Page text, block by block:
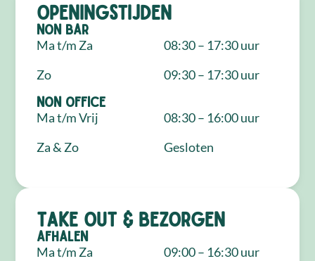
Openingstijden
NON Bar
Ma t/m Za
Zo
08:30 – 17:30 uur
09:30 – 17:30 uur
NON Office
Ma t/m Vrij
Za & Zo
08:30 – 16:00 uur
Gesloten
Take out & bezorgen
Afhalen
Ma t/m Za
09:00 – 16:30 uur